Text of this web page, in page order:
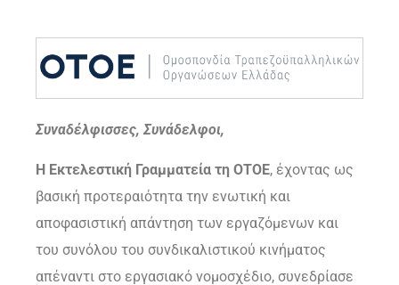
Συναδέλφισσες, Συνάδελφοι,
Η Εκτελεστική Γραμματεία τη ΟΤΟΕ, έχοντας ως
βασική προτεραιότητα την ενωτική και
αποφασιστική απάντηση των εργαζόμενων και
του συνόλου του συνδικαλιστικού κινήματος
απέναντι στο εργασιακό νομοσχέδιο, συνεδρίασε